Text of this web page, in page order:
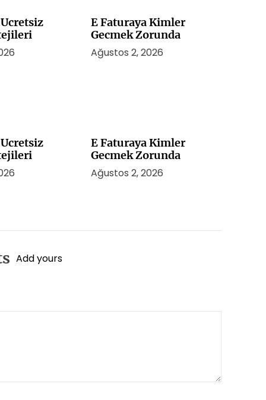
E Faturaya Kimler
Gecmek Zorunda
Ağustos 2, 2026
E Faturaya Kimler
Gecmek Zorunda
Ağustos 2, 2026
Add yours